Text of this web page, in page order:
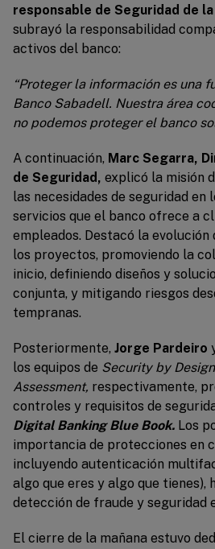
responsable de Seguridad de
subrayó la responsabilidad
activos del banco:
“Proteger la información es una
Banco Sabadell. Nuestra área
no podemos proteger el banco
A continuación, Marc Segarra,
de Seguridad, explicó la misión
las necesidades de seguridad en
servicios que el banco ofrece a
empleados. Destacó la
los proyectos, promoviendo la
inicio, definiendo diseños y
conjunta, y mitigando riesgos
tempranas.
Posteriormente, Jorge Pardeiro
los equipos de Security by Design
Assessment, respectivamente,
controles y requisitos de
Digital Banking Blue Book. Los
importancia de protecciones en
incluyendo autenticación
algo que eres y algo que tienes),
detección de fraude y seguridad
El cierre de la mañana estuvo